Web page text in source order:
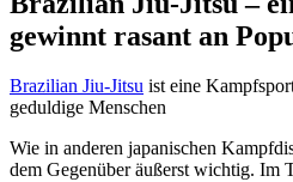
gewinnt rasant an
Brazilian Jiu-Jitsu ist eine
geduldige Menschen
Wie in anderen japanischen
dem Gegenüber äußerst wichtig. Im